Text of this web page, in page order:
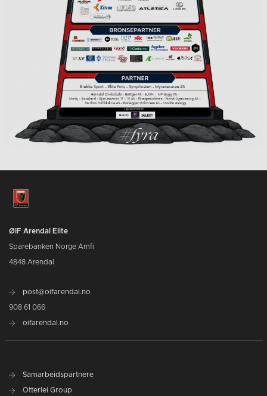
ØIF Arendal Elite
Sparebanken Norge Amfi
4848 Arendal
post@oifarendal.no
908 61 066
oifarendal.no
Samarbeidspartnere
Otterlei Group